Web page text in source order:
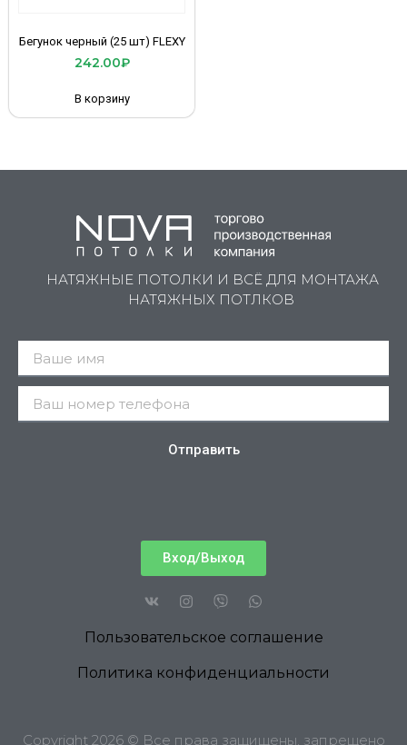
Бегунок черный (25 шт) FLEXY
242.00₽
В корзину
НАТЯЖНЫЕ ПОТОЛКИ И ВСЁ ДЛЯ МОНТАЖА
НАТЯЖНЫХ ПОТЛКОВ
Отправить
Вход/Выход
Пользовательское соглашение
Политика конфиденциальности
Copyright 2026 © Все права защищены, запрещено